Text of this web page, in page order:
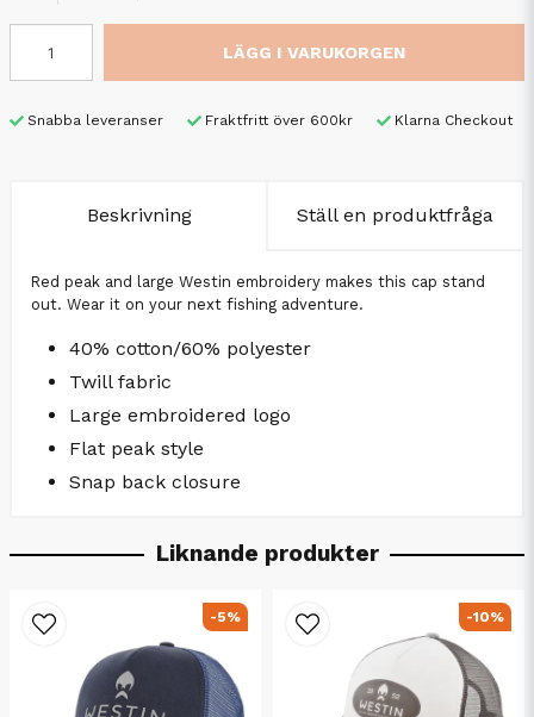
LÄGG I VARUKORGEN
Snabba leveranser Fraktfritt över 600kr Klarna Checkout
Beskrivning Ställ en produktfråga
Red peak and large Westin embroidery makes this cap stand
out. Wear it on your next fishing adventure.
40% cotton/60% polyester
Twill fabric
Large embroidered logo
Flat peak style
Snap back closure
Liknande produkter
-5% -10%